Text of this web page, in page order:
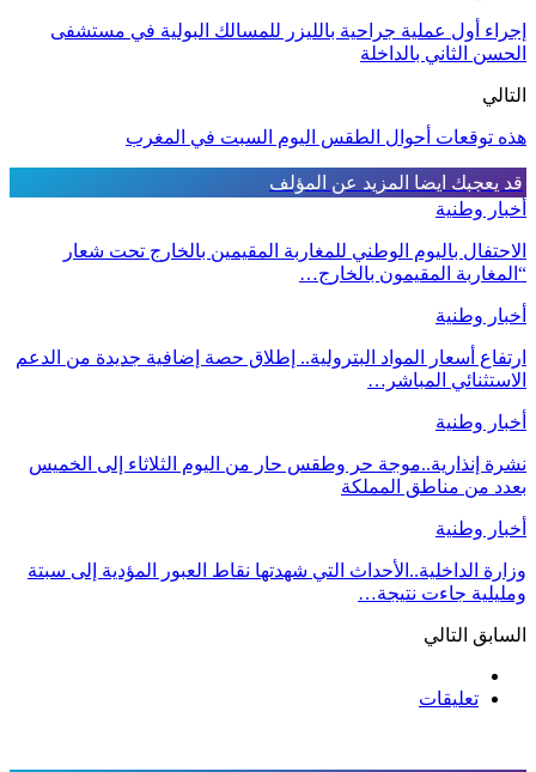
إجراء أول عملية جراحية بالليزر للمسالك البولية في مستشفى
الحسن الثاني بالداخلة
التالي
هذه توقعات أحوال الطقس اليوم السبت في المغرب
قد يعجبك ايضا المزيد عن المؤلف
أخبار وطنية
الاحتفال باليوم الوطني للمغاربة المقيمين بالخارج تحت شعار
“المغاربة المقيمون بالخارج…
أخبار وطنية
ارتفاع أسعار المواد البترولية.. إطلاق حصة إضافية جديدة من الدعم
الاستثنائي المباشر…
أخبار وطنية
نشرة إنذارية..موجة حر وطقس حار من اليوم الثلاثاء إلى الخميس
بعدد من مناطق المملكة
أخبار وطنية
وزارة الداخلية..الأحداث التي شهدتها نقاط العبور المؤدية إلى سبتة
ومليلية جاءت نتيجة…
السابق التالي
تعليقات